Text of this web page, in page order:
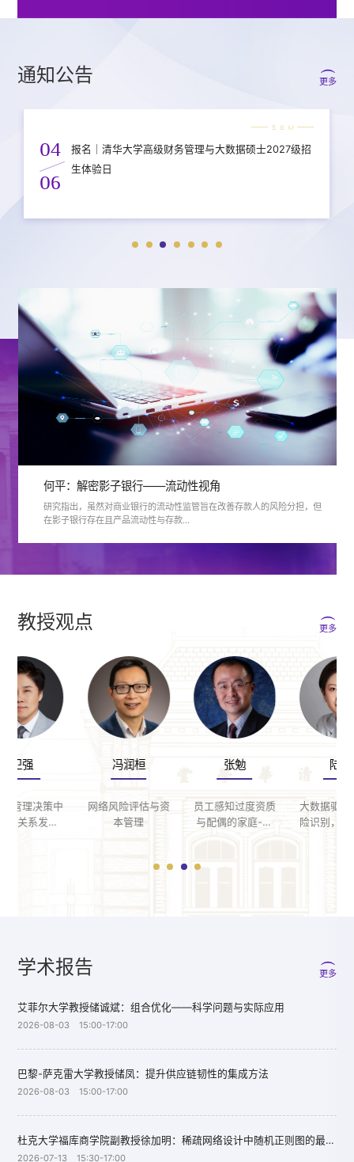
通知公告 更多
04
06
报名｜清华大学高级财务管理与大数据硕士2027级招
生体验日
何平：解密影子银行——流动性视角
研究指出，虽然对商业银行的流动性监管旨在改善存款人的风险分担，但
在影子银行存在且产品流动性与存款...
教授观点 更多
网络风险评估与资
本管理
员工感知过度资质
与配偶的家庭-工
作增益：日程控制
研究
大数据驱动债券风
险识别，统筹防范
学术报告 更多
艾菲尔大学教授储诚斌：组合优化——科学问题与实际应用
2026-08-03 15:00-17:00
巴黎-萨克雷大学教授储凤：提升供应链韧性的集成方法
2026-08-03 15:00-17:00
杜克大学福库商学院副教授徐加明：稀疏网络设计中随机正则图的最优性
2026-07-13 15:30-17:00